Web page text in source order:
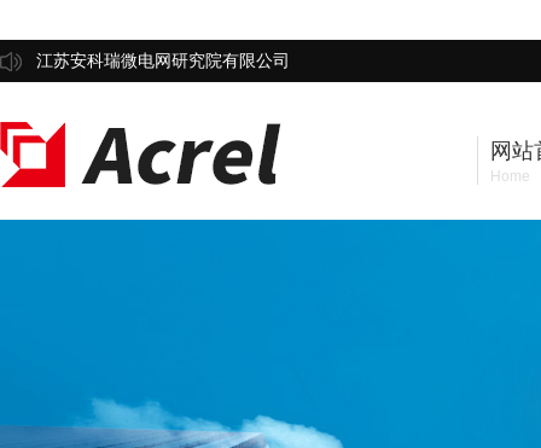
江苏安科瑞微电网研究院有限公司
网站
Home